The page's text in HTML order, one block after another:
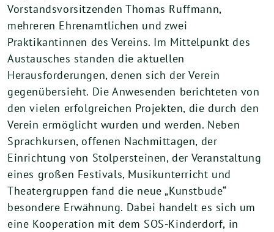
Vorstandsvorsitzenden Thomas Ruffmann,
mehreren Ehrenamtlichen und zwei
Praktikantinnen des Vereins. Im Mittelpunkt des
Austausches standen die aktuellen
Herausforderungen, denen sich der Verein
gegenübersieht. Die Anwesenden berichteten von
den vielen erfolgreichen Projekten, die durch den
Verein ermöglicht wurden und werden. Neben
Sprachkursen, offenen Nachmittagen, der
Einrichtung von Stolpersteinen, der Veranstaltung
eines großen Festivals, Musikunterricht und
Theatergruppen fand die neue „Kunstbude“
besondere Erwähnung. Dabei handelt es sich um
eine Kooperation mit dem SOS-Kinderdorf, in